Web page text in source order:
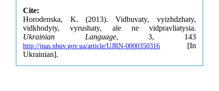
Cite:
Horodenska, K. (2013). Vidbuvaty, vyizhdzhaty,
vidkhodyty, vyrushaty, ale ne vidpravliatysia.
Ukrainian Language, 3, 143
http://jnas.nbuv.gov.ua/article/UJRN-0000350316 [In
Ukrainian].